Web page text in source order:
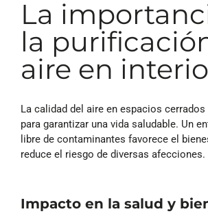
La
la
aire en
La calidad del aire en espacios cerrados
para garantizar una vida saludable. Un
libre de contaminantes favorece el
reduce el riesgo de diversas afecciones.
Impacto en la salud y